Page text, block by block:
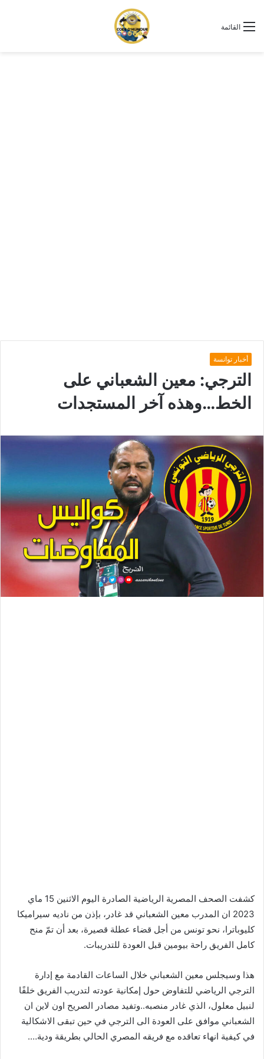
القائمة
أخبار توانسة
الترجي: معين الشعباني على
الخط…وهذه آخر المستجدات
كشفت الصحف المصرية الرياضية الصادرة اليوم الاثنين 15 ماي
2023 ان المدرب معين الشعباني قد غادر، بإذن من ناديه سيراميكا
كليوباترا، نحو تونس من أجل قضاء عطلة قصيرة، بعد أن تمّ منح
كامل الفريق راحة بيومين قبل العودة للتدريبات.
هذا وسيجلس معين الشعباني خلال الساعات القادمة مع إدارة
الترجي الرياضي للتفاوض حول إمكانية عودته لتدريب الفريق خلفًا
لنبيل معلول، الذي غادر منصبه..وتفيد مصادر الصريح اون لاين ان
الشعباني موافق على العودة الى الترجي في حين تبقى الاشكالية
في كيفية انهاء تعاقده مع فريقه المصري الحالي بطريقة ودية….